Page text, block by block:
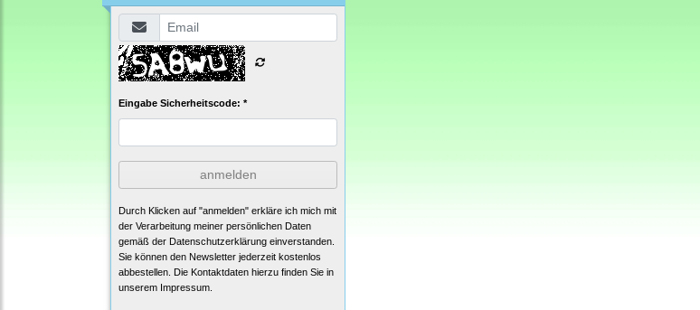
Eingabe Sicherheitscode: *
anmelden
Durch Klicken auf "anmelden" erkläre ich mich mit
der Verarbeitung meiner persönlichen Daten
gemäß der Datenschutzerklärung einverstanden.
Sie können den Newsletter jederzeit kostenlos
abbestellen. Die Kontaktdaten hierzu finden Sie in
unserem Impressum.